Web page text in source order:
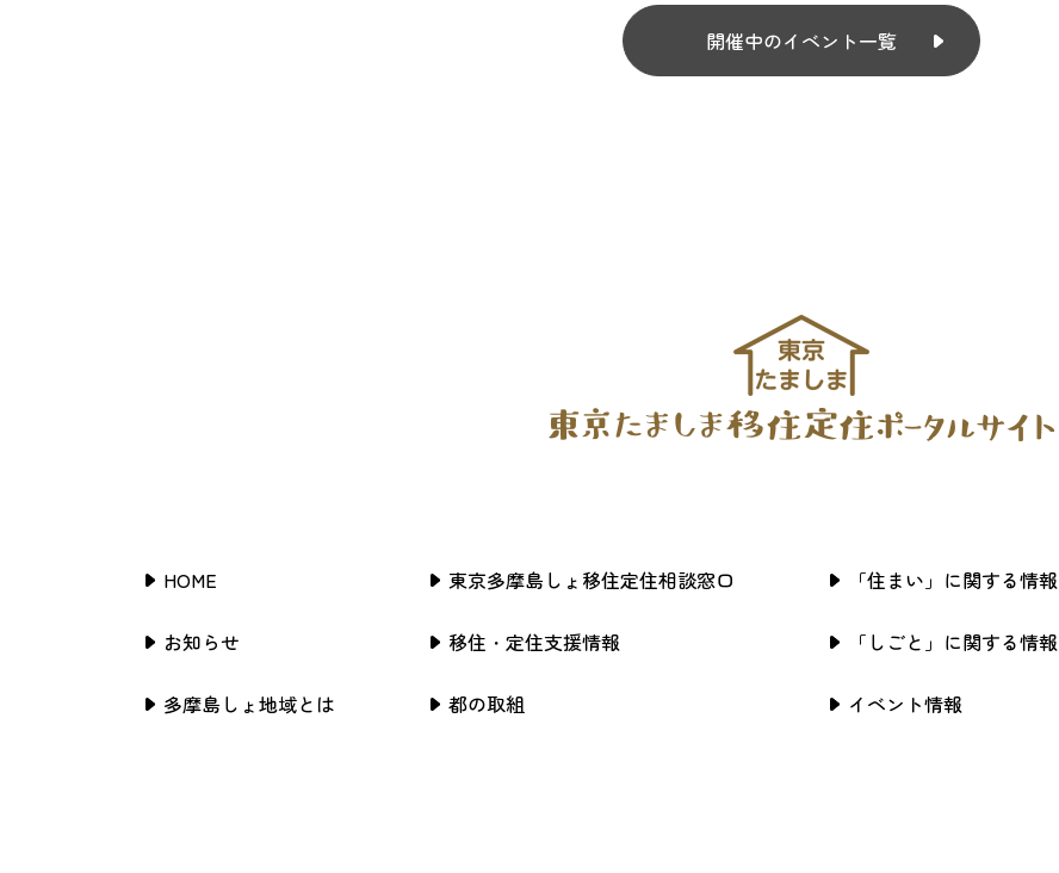
開催中のイベント一覧
HOME
お知らせ
多摩島しょ地域とは
東京多摩島しょ移住定住相談窓口
移住・定住支援情報
都の取組
「住まい」に関する情報
「しごと」に関する情報
イベント情報